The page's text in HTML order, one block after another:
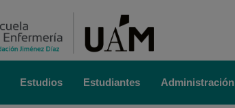
Estudios Estudiantes Administración